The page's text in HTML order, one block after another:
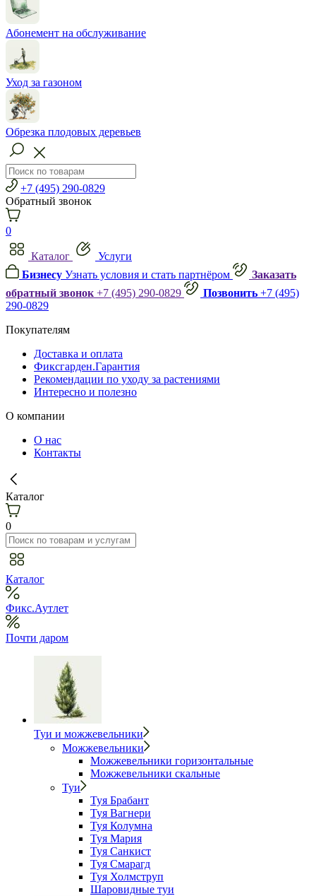
Абонемент на обслуживание
Уход за газоном
Обрезка плодовых деревьев
+7 (495) 290-0829
Обратный звонок
0
Каталог
Услуги
Бизнесу Узнать условия и стать партнёром
Заказать
обратный звонок +7 (495) 290-0829 Позвонить +7 (495)
290-0829
Покупателям
Доставка и оплата
Фиксгарден.Гарантия
Рекомендации по уходу за растениями
Интересно и полезно
О компании
О нас
Контакты
Каталог
0
Каталог
Фикс.Аутлет
Почти даром
Туи и можжевельники
Можжевельники
Можжевельники горизонтальные
Можжевельники скальные
Туи
Туя Брабант
Туя Вагнери
Туя Колумна
Туя Мария
Туя Санкист
Туя Смарагд
Туя Холмструп
Шаровидные туи